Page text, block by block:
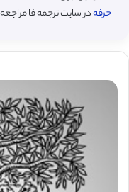
حرفهدر سایت ترجمه فا مراجعه